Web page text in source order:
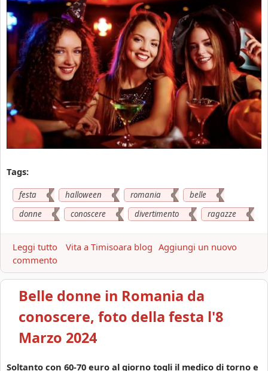
o
n
b
e
l
l
e
r
a
n
e
g
a
n
e
e
o
m
a
n
i
a
|
D
i
i
m
e
,
e
t
a
o
Tags:
festa halloween romania
belle
donne
conoscere divertimento ragazze
Leggi tutto
o
t
H
a
l
o
Vita a Timisoara blog Aggiungi un nuovo
commento
Belle donne in Romania da
conoscere, foto della festa l'8
Marzo 2024
Soltanto con 60-70 euro al giorno togli il medico di torno e